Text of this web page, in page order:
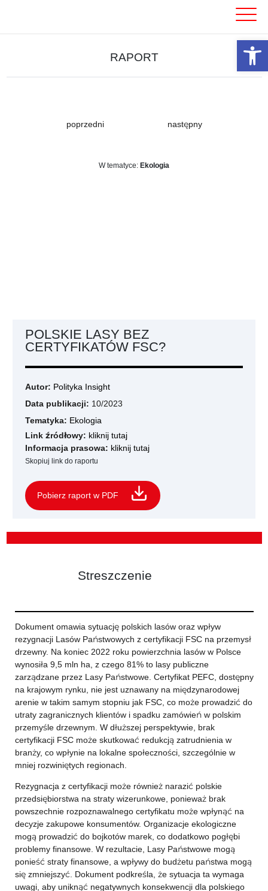
RAPORT
poprzedni następny
W tematyce: Ekologia
POLSKIE LASY BEZ
CERTYFIKATÓW FSC?
Autor: Polityka Insight
Data publikacji: 10/2023
Tematyka: Ekologia
Link źródłowy: kliknij tutaj
Informacja prasowa: kliknij tutaj
Skopiuj link do raportu
Pobierz raport w PDF
Streszczenie
Dokument omawia sytuację polskich lasów oraz wpływ
rezygnacji Lasów Państwowych z certyfikacji FSC na przemysł
drzewny. Na koniec 2022 roku powierzchnia lasów w Polsce
wynosiła 9,5 mln ha, z czego 81% to lasy publiczne
zarządzane przez Lasy Państwowe. Certyfikat PEFC, dostępny
na krajowym rynku, nie jest uznawany na międzynarodowej
arenie w takim samym stopniu jak FSC, co może prowadzić do
utraty zagranicznych klientów i spadku zamówień w polskim
przemyśle drzewnym. W dłuższej perspektywie, brak
certyfikacji FSC może skutkować redukcją zatrudnienia w
branży, co wpłynie na lokalne społeczności, szczególnie w
mniej rozwiniętych regionach.
Rezygnacja z certyfikacji może również narazić polskie
przedsiębiorstwa na straty wizerunkowe, ponieważ brak
powszechnie rozpoznawalnego certyfikatu może wpłynąć na
decyzje zakupowe konsumentów. Organizacje ekologiczne
mogą prowadzić do bojkotów marek, co dodatkowo pogłębi
problemy finansowe. W rezultacie, Lasy Państwowe mogą
ponieść straty finansowe, a wpływy do budżetu państwa mogą
się zmniejszyć. Dokument podkreśla, że sytuacja ta wymaga
uwagi, aby uniknąć negatywnych konsekwencji dla polskiego